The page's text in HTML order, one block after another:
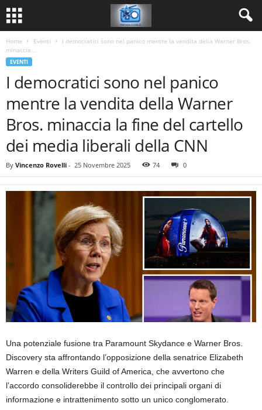
Home Eventi
I democratici sono nel panico mentre la vendita della Warner Bros.
minaccia...
EVENTI
I democratici sono nel panico
mentre la vendita della Warner
Bros. minaccia la fine del cartello
dei media liberali della CNN
By Vincenzo Rovelli - 25 Novembre 2025 74 0
Una potenziale fusione tra Paramount Skydance e Warner Bros.
Discovery sta affrontando l’opposizione della senatrice Elizabeth
Warren e della Writers Guild of America, che avvertono che
l’accordo consoliderebbe il controllo dei principali organi di
informazione e intrattenimento sotto un unico conglomerato.